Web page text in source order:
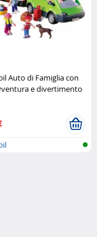
Auto di Famiglia con
e divertimento